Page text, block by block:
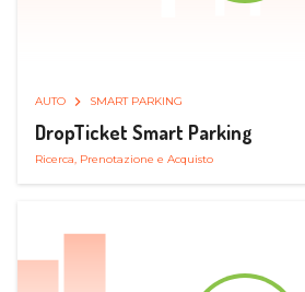
AUTO SMART PARKING
DropTicket Smart Parking
Ricerca, Prenotazione e Acquisto